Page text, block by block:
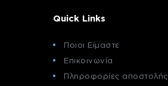
Quick Links
Ποιοι Είμαστε
Επικοινωνία
Πληροφορίες αποστολής